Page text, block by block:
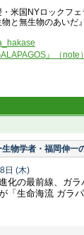
米国NYロックフェ
と無生物のあいだ
』（note
物学者・福岡伸一
日 (木)
化の最前線、ガ
「生命海流 ガラ